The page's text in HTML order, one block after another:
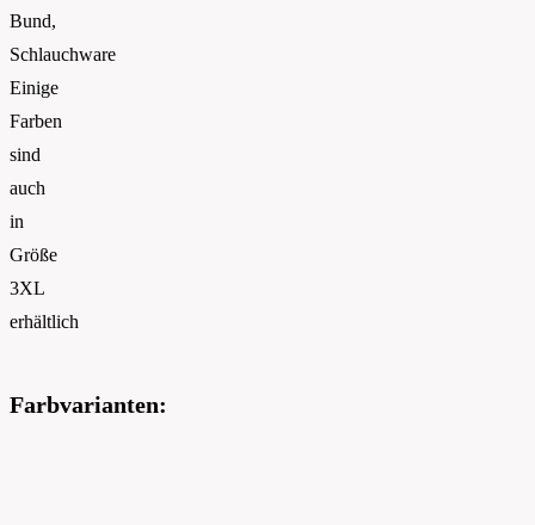
Bund,
Schlauchware
Einige
Farben
sind
auch
in
Größe
3XL
erhältlich
Farbvarianten: